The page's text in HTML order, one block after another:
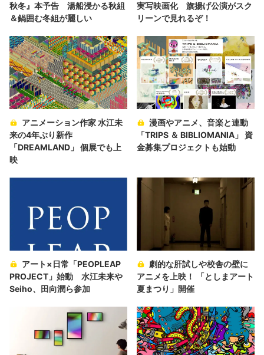
秋冬』本予告 湯船浸かる秋組
＆鍋囲む冬組が麗しい
実写映画化 旗揚げ公演がスク
リーンで見れるぞ！
アニメーション作家 水江未
来の4年ぶり新作
「DREAMLAND」 個展でも上
映
漫画やアニメ、音楽と連動
「TRIPS ＆ BIBLIOMANIA」 資
金募集プロジェクトも始動
アート×日常「PEOPLEAP
PROJECT」始動 水江未来や
Seiho、田向潤ら参加
劇的な肝試しや校舎の壁に
アニメを上映！ 「としまアート
夏まつり」開催